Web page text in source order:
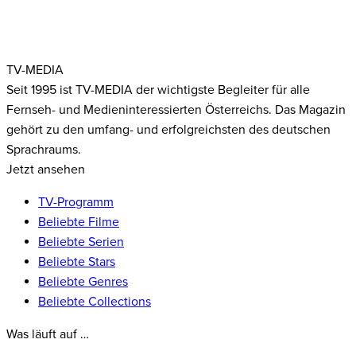
TV-MEDIA
Seit 1995 ist TV-MEDIA der wichtigste Begleiter für alle
Fernseh- und Medieninteressierten Österreichs. Das Magazin
gehört zu den umfang- und erfolgreichsten des deutschen
Sprachraums.
Jetzt ansehen
TV-Programm
Beliebte Filme
Beliebte Serien
Beliebte Stars
Beliebte Genres
Beliebte Collections
Was läuft auf …